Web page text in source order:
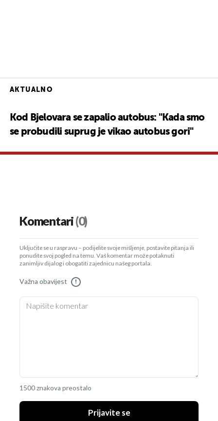
AKTUALNO
Kod Bjelovara se zapalio autobus: "Kada smo
se probudili suprug je vikao autobus gori"
Komentari(0)
Uključite se u raspravu – podijelite svoje mišljenje, postavite pitanja ili
ponudite svoj pogled na temu. Vaš komentar može potaknuti
zanimljiv dijalog i obogatiti zajednicu našeg portala.
Važna obavijest !
1500 znakova preostalo
Prijavite se